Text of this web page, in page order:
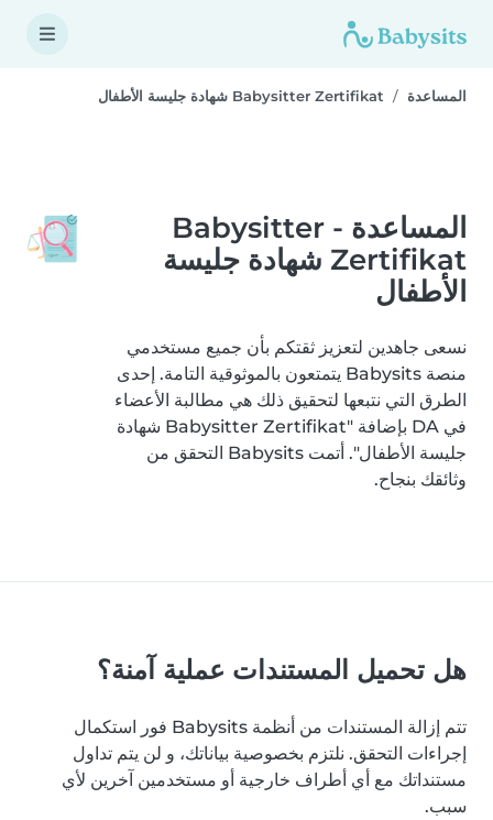
المساعدة Babysitter Zertifikat شهادة جليسة الأطفال
المساعدة - Babysitter
Zertifikat شهادة جليسة
الأطفال
نسعى جاهدين لتعزيز ثقتكم بأن جميع مستخدمي
منصة Babysits يتمتعون بالموثوقية التامة. إحدى
الطرق التي نتبعها لتحقيق ذلك هي مطالبة الأعضاء
في DA بإضافة "Babysitter Zertifikat شهادة
جليسة الأطفال". أتمت Babysits التحقق من
وثائقك بنجاح.
هل تحميل المستندات عملية آمنة؟
تتم إزالة المستندات من أنظمة Babysits فور استكمال
إجراءات التحقق. نلتزم بخصوصية بياناتك، و لن يتم تداول
مستنداتك مع أي أطراف خارجية أو مستخدمين آخرين لأي
سبب.